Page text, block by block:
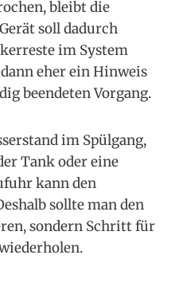
bleibt die
soll dadurch
im System
eher ein Hinweis
beendeten Vorgang.
im Spülgang,
Tank oder eine
kann den
sollte man den
sondern Schritt für